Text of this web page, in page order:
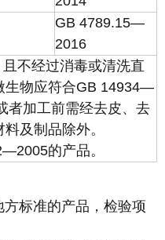
GB 4789.15—
2016
不经过消毒或清洗直
生物应符合GB 14934—
者加工前需经去皮、去
及制品除外。
的产品。
标准的产品，检验项